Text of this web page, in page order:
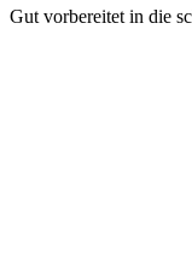
Gut vorbereitet in die